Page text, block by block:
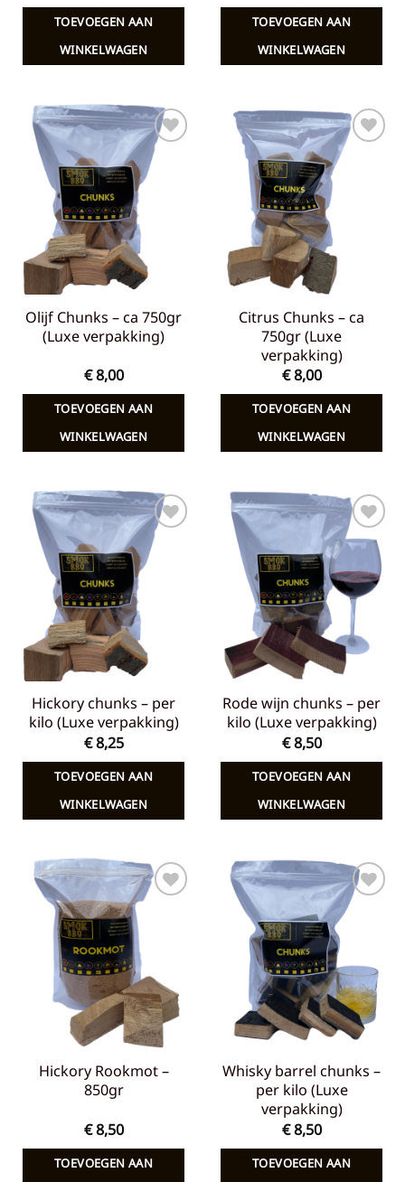
TOEVOEGEN AAN
WINKELWAGEN
TOEVOEGEN AAN
WINKELWAGEN
Toevoegen
aan
verlanglijst
Olijf Chunks – ca 750gr
(Luxe verpakking)
€8,00
TOEVOEGEN AAN
WINKELWAGEN
Toevoegen
verlanglijst
Citrus Chunks – ca
750gr (Luxe
verpakking)
€8,00
TOEVOEGEN AAN
WINKELWAGEN
Toevoegen
aan
verlanglijst
Hickory chunks – per
kilo (Luxe verpakking)
€8,25
TOEVOEGEN AAN
WINKELWAGEN
Toevoegen
aan
verlanglijst
Rode wijn chunks – per
kilo (Luxe verpakking)
€8,50
TOEVOEGEN AAN
WINKELWAGEN
Toevoegen
verlanglijst
Hickory Rookmot –
850gr
€8,50
TOEVOEGEN AAN
Toevoegen
aan
verlanglijst
Whisky barrel chunks –
per kilo (Luxe
verpakking)
€8,50
TOEVOEGEN AAN